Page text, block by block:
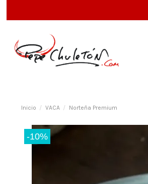
Inicio VACA Norteña Premium
-10%